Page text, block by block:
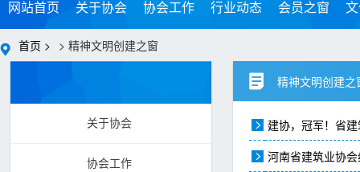
网站首页 关于协会 协会工作 行业动态 会员之窗
首页 > > 精神文明创建之窗
关于协会
协会工作
精神文明创建之
建协，冠军！省
河南省建筑业协